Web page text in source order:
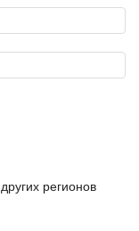
регионов